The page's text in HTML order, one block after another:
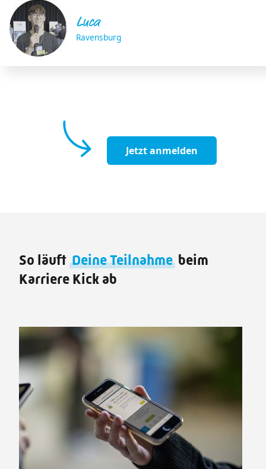
Luca
Ravensburg
Jetzt anmelden
So läuft Deine Teilnahme beim
Karriere Kick ab